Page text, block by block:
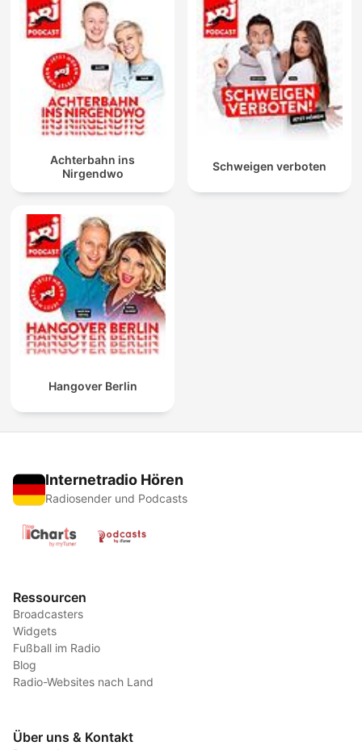
Achterbahn ins
Nirgendwo
Schweigen verboten
Hangover Berlin
Internetradio Hören
Radiosender und Podcasts
Ressourcen
Broadcasters
Widgets
Fußball im Radio
Blog
Radio-Websites nach Land
Über uns & Kontakt